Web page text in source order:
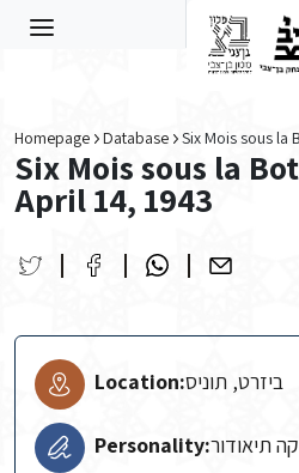
Homepage Database Six Mois sous la
Six Mois sous la
April 14, 1943
Location:ביזרט, תוניס
Personality:תיאודור